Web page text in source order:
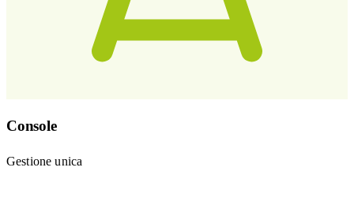
Console
Gestione unica